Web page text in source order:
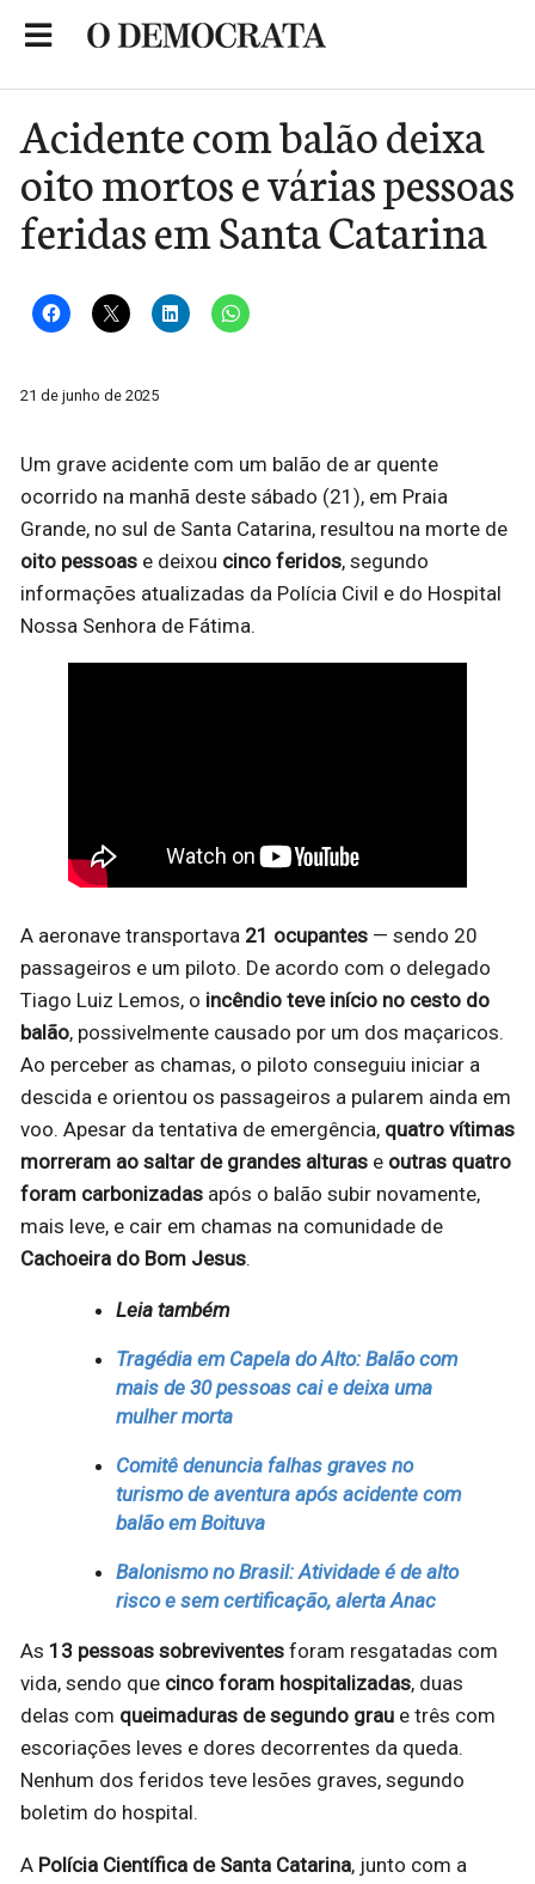
Acidente com balão deixa
oito mortos e várias pessoas
feridas em Santa Catarina
21 de junho de 2025
Um grave acidente com um balão de ar quente
ocorrido na manhã deste sábado (21), em Praia
Grande, no sul de Santa Catarina, resultou na morte de
oito pessoas e deixou cinco feridos, segundo
informações atualizadas da Polícia Civil e do Hospital
Nossa Senhora de Fátima.
A aeronave transportava 21 ocupantes — sendo 20
passageiros e um piloto. De acordo com o delegado
Tiago Luiz Lemos, o incêndio teve início no cesto do
balão, possivelmente causado por um dos maçaricos.
Ao perceber as chamas, o piloto conseguiu iniciar a
descida e orientou os passageiros a pularem ainda em
voo. Apesar da tentativa de emergência, quatro vítimas
morreram ao saltar de grandes alturas e outras quatro
foram carbonizadas após o balão subir novamente,
mais leve, e cair em chamas na comunidade de
Cachoeira do Bom Jesus.
Leia também
Tragédia em Capela do Alto: Balão com
mais de 30 pessoas cai e deixa uma
mulher morta
Comitê denuncia falhas graves no
turismo de aventura após acidente com
balão em Boituva
Balonismo no Brasil: Atividade é de alto
risco e sem certificação, alerta Anac
As 13 pessoas sobreviventes foram resgatadas com
vida, sendo que cinco foram hospitalizadas, duas
delas com queimaduras de segundo grau e três com
escoriações leves e dores decorrentes da queda.
Nenhum dos feridos teve lesões graves, segundo
boletim do hospital.
A Polícia Científica de Santa Catarina, junto com a